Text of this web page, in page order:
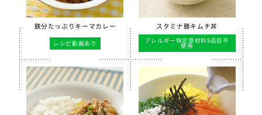
鉄分たっぷりキーマカレー
レシピ動画あり
スタミナ豚キムチ丼
アレルギー特定原材料9品目不
使用